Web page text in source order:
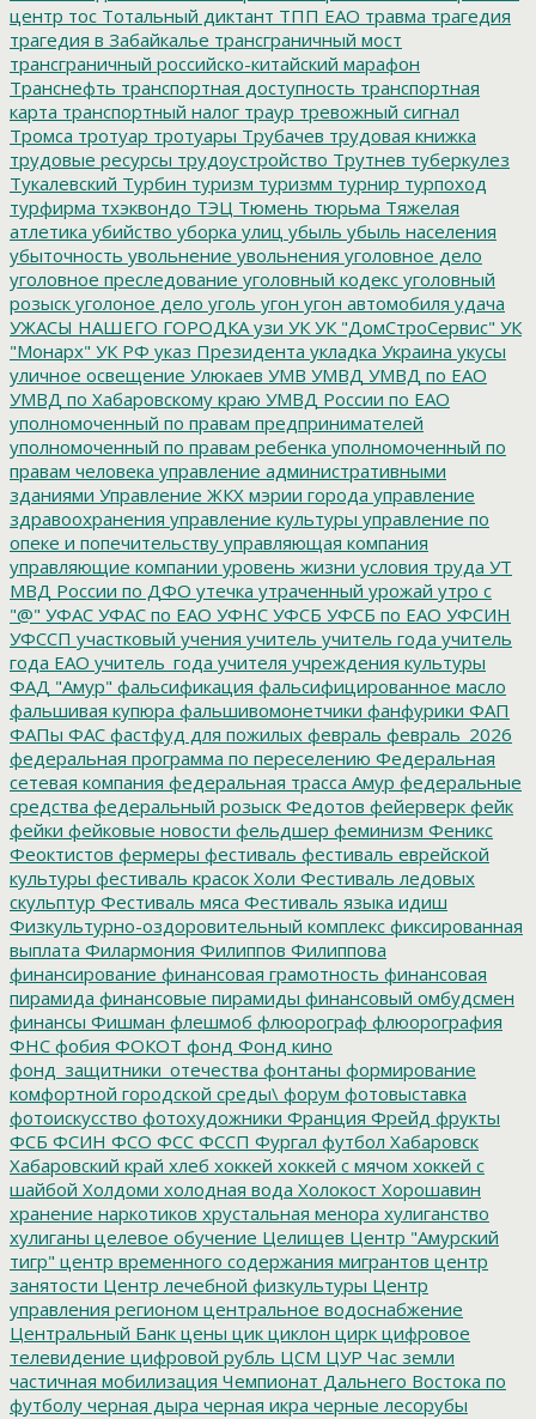
центр тос Тотальный диктант ТПП ЕАО травма трагедия
трагедия в Забайкалье трансграничный мост
трансграничный российско-китайский марафон
Транснефть транспортная доступность транспортная
карта транспортный налог траур тревожный сигнал
Тромса тротуар тротуары Трубачев трудовая книжка
трудовые ресурсы трудоустройство Трутнев туберкулез
Тукалевский Турбин туризм туризмм турнир турпоход
турфирма тхэквондо ТЭЦ Тюмень тюрьма Тяжелая
атлетика убийство уборка улиц убыль убыль населения
убыточность увольнение увольнения уголовное дело
уголовное преследование уголовный кодекс уголовный
розыск уголоное дело уголь угон угон автомобиля удача
УЖАСЫ НАШЕГО ГОРОДКА узи УК УК "ДомСтроСервис" УК
"Монарх" УК РФ указ Президента укладка Украина укусы
уличное освещение Улюкаев УМВ УМВД УМВД по ЕАО
УМВД по Хабаровскому краю УМВД России по ЕАО
уполномоченный по правам предпринимателей
уполномоченный по правам ребенка уполномоченный по
правам человека управление административными
зданиями Управление ЖКХ мэрии города управление
здравоохранения управление культуры управление по
опеке и попечительству управляющая компания
управляющие компании уровень жизни условия труда УТ
МВД России по ДФО утечка утраченный урожай утро с
"@" УФАС УФАС по ЕАО УФНС УФСБ УФСБ по ЕАО УФСИН
УФССП участковый учения учитель учитель года учитель
года ЕАО учитель_года учителя учреждения культуры
ФАД "Амур" фальсификация фальсифицированное масло
фальшивая купюра фальшивомонетчики фанфурики ФАП
ФАПы ФАС фастфуд для пожилых февраль февраль_2026
федеральная программа по переселению Федеральная
сетевая компания федеральная трасса Амур федеральные
средства федеральный розыск Федотов фейерверк фейк
фейки фейковые новости фельдшер феминизм Феникс
Феоктистов фермеры фестиваль фестиваль еврейской
культуры фестиваль красок Холи Фестиваль ледовых
скульптур Фестиваль мяса Фестиваль языка идиш
Физкультурно-оздоровительный комплекс фиксированная
выплата Филармония Филиппов Филиппова
финансирование финансовая грамотность финансовая
пирамида финансовые пирамиды финансовый омбудсмен
финансы Фишман флешмоб флюорограф флюорография
ФНС фобия ФОКОТ фонд Фонд кино
фонд_защитники_отечества фонтаны формирование
комфортной городской среды\ форум фотовыставка
фотоискусство фотохудожники Франция Фрейд фрукты
ФСБ ФСИН ФСО ФСС ФССП Фургал футбол Хабаровск
Хабаровский край хлеб хоккей хоккей с мячом хоккей с
шайбой Холдоми холодная вода Холокост Хорошавин
хранение наркотиков хрустальная менора хулиганство
хулиганы целевое обучение Целищев Центр "Амурский
тигр" центр временного содержания мигрантов центр
занятости Центр лечебной физкультуры Центр
управления регионом центральное водоснабжение
Центральный Банк цены цик циклон цирк цифровое
телевидение цифровой рубль ЦСМ ЦУР Час земли
частичная мобилизация Чемпионат Дальнего Востока по
футболу черная дыра черная икра черные лесорубы